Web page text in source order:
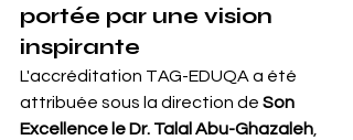
portée par une vision
inspirante
L'accréditation TAG-EDUQA a été
attribuée sous la direction de Son
Excellence le Dr. Talal Abu-Ghazaleh